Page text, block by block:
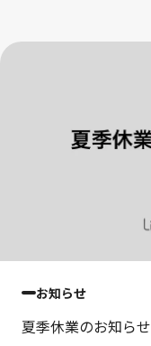
お知らせ
夏季休業のお知らせ